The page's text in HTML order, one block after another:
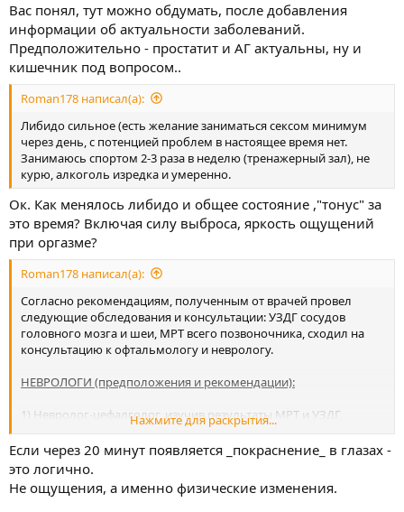
Вас понял, тут можно обдумать, после добавления
информации об актуальности заболеваний.
Предположительно - простатит и АГ актуальны, ну и
кишечник под вопросом..
Roman178 написал(а):
Либидо сильное (есть желание заниматься сексом минимум
через день, с потенцией проблем в настоящее время нет.
Занимаюсь спортом 2-3 раза в неделю (тренажерный зал), не
курю, алкоголь изредка и умеренно.
Ок. Как менялось либидо и общее состояние ,"тонус" за
это время? Включая силу выброса, яркость ощущений
при оргазме?
Roman178 написал(а):
Согласно рекомендациям, полученным от врачей провел
следующие обследования и консультации: УЗДГ сосудов
головного мозга и шеи, МРТ всего позвоночника, сходил на
консультацию к офтальмологу и неврологу.
НЕВРОЛОГИ (предположения и рекомендации):
1) Невролог-цефалголог, изучив результаты МРТ и УЗДГ,
предположил, что вряд ли эта симптоматика связана с
синдромом позвоночной артерии (тоже может вызывать
жжение и резь в глазах), т.к. нет других симптомов, которые
должны быть при этом заболевании и он на 95% склоняется к
офтальмологической проблеме.
Нажмите для раскрытия...
Если через 20 минут появляется _покраснение_ в глазах -
это логично.
Не ощущения, а именно физические изменения.